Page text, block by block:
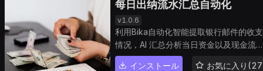
每日出纳流水汇总自动化
v1.0.6
利用Bika自动化智能提取银行邮件的收支
情况，AI 汇总分析当日资金以及现金流
况。
インストール お気に入り